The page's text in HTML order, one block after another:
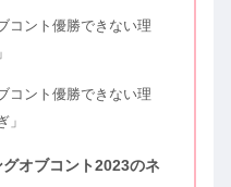
コント優勝できない理
コント優勝できない理
オブコント2023のネ